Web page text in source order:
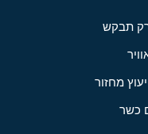
רק תבקש
מחזור
כשר